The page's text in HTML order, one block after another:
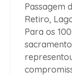
Passagem
Retiro,
Para os